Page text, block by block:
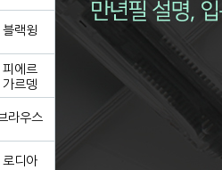
블랙윙
피에르
가르뎅
라우스
로디아